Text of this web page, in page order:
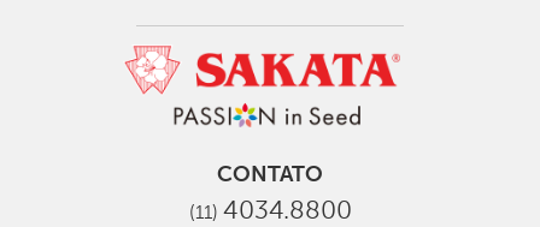
CONTATO
(11) 4034.8800